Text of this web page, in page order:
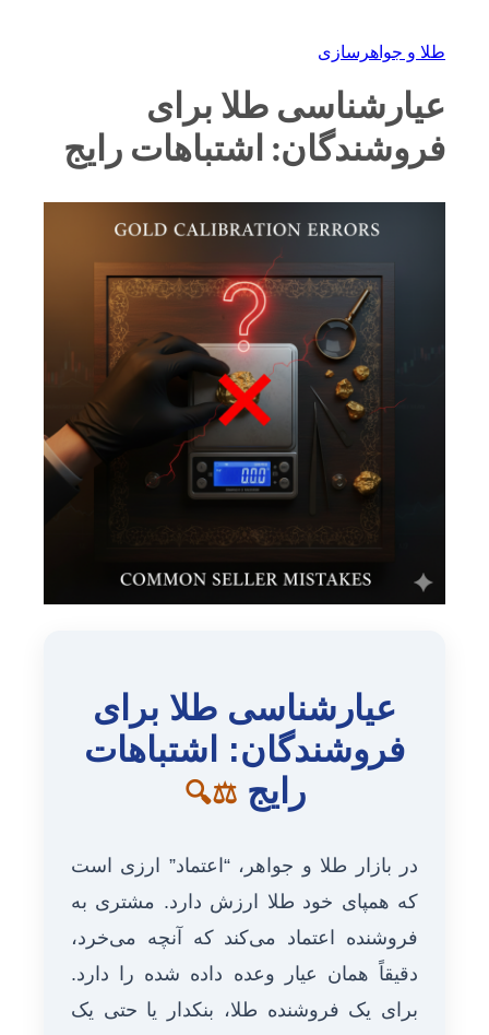
طلا و جواهرسازی
عیارشناسی طلا برای
فروشندگان: اشتباهات رایج
عیارشناسی طلا برای
فروشندگان: اشتباهات
رایج⚖️🔍
در بازار طلا و جواهر، “اعتماد” ارزی است
که همپای خود طلا ارزش دارد. مشتری به
فروشنده اعتماد می‌کند که آنچه می‌خرد،
دقیقاً همان عیار وعده داده شده را دارد.
برای یک فروشنده طلا، بنکدار یا حتی یک